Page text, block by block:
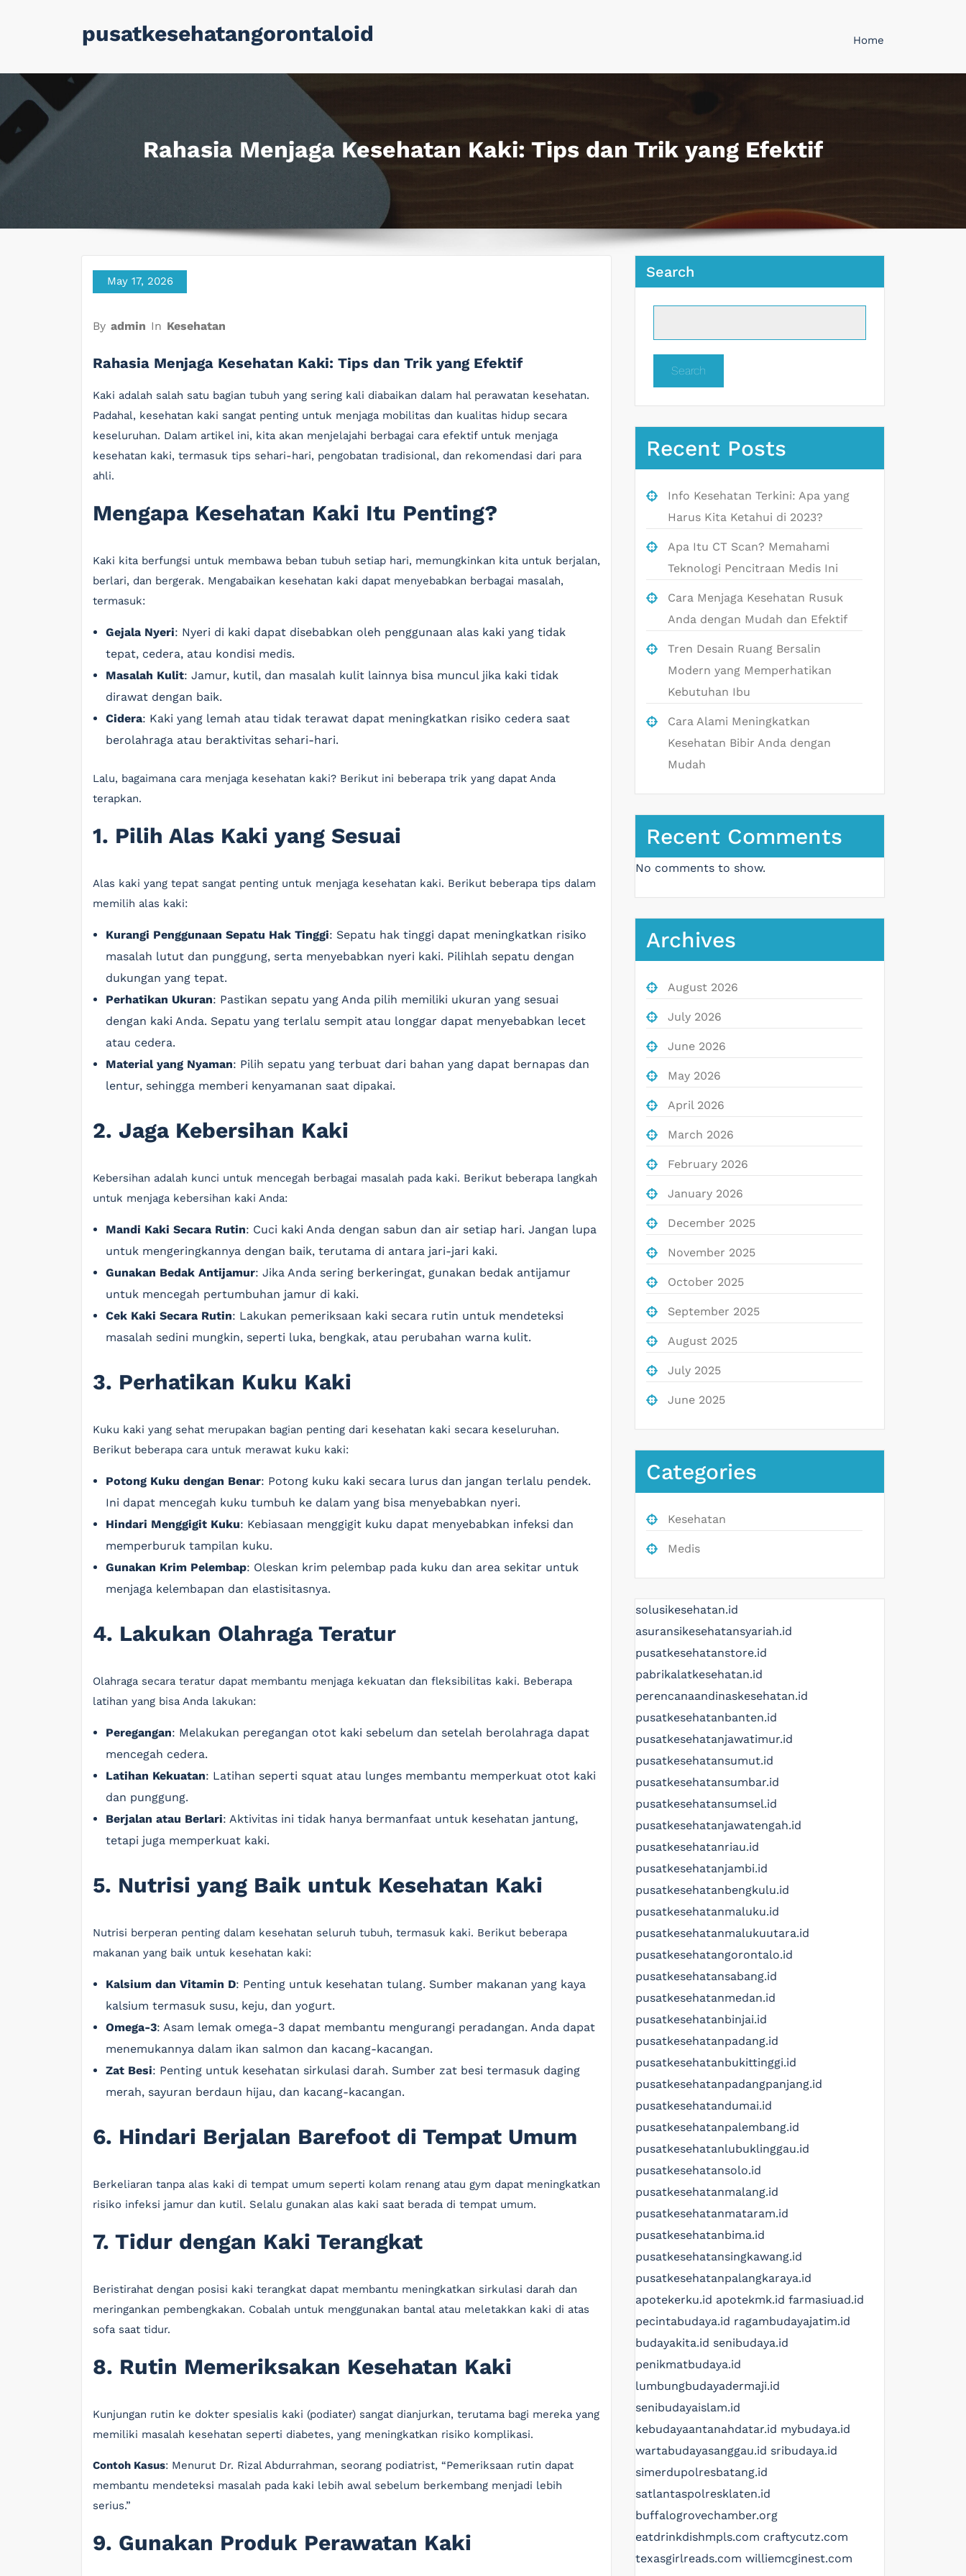
pusatkesehatangorontaloid Home
Rahasia Menjaga Kesehatan Kaki: Tips dan Trik yang Efektif
May 17, 2026
By admin In Kesehatan
Rahasia Menjaga Kesehatan Kaki: Tips dan Trik yang Efektif
Kaki adalah salah satu bagian tubuh yang sering kali diabaikan dalam hal perawatan kesehatan.
Padahal, kesehatan kaki sangat penting untuk menjaga mobilitas dan kualitas hidup secara
keseluruhan. Dalam artikel ini, kita akan menjelajahi berbagai cara efektif untuk menjaga
kesehatan kaki, termasuk tips sehari-hari, pengobatan tradisional, dan rekomendasi dari para
ahli.
Mengapa Kesehatan Kaki Itu Penting?
Kaki kita berfungsi untuk membawa beban tubuh setiap hari, memungkinkan kita untuk berjalan,
berlari, dan bergerak. Mengabaikan kesehatan kaki dapat menyebabkan berbagai masalah,
termasuk:
Gejala Nyeri: Nyeri di kaki dapat disebabkan oleh penggunaan alas kaki yang tidak
tepat, cedera, atau kondisi medis.
Masalah Kulit: Jamur, kutil, dan masalah kulit lainnya bisa muncul jika kaki tidak
dirawat dengan baik.
Cidera: Kaki yang lemah atau tidak terawat dapat meningkatkan risiko cedera saat
berolahraga atau beraktivitas sehari-hari.
Lalu, bagaimana cara menjaga kesehatan kaki? Berikut ini beberapa trik yang dapat Anda
terapkan.
1. Pilih Alas Kaki yang Sesuai
Alas kaki yang tepat sangat penting untuk menjaga kesehatan kaki. Berikut beberapa tips dalam
memilih alas kaki:
Kurangi Penggunaan Sepatu Hak Tinggi: Sepatu hak tinggi dapat meningkatkan risiko
masalah lutut dan punggung, serta menyebabkan nyeri kaki. Pilihlah sepatu dengan
dukungan yang tepat.
Perhatikan Ukuran: Pastikan sepatu yang Anda pilih memiliki ukuran yang sesuai
dengan kaki Anda. Sepatu yang terlalu sempit atau longgar dapat menyebabkan lecet
atau cedera.
Material yang Nyaman: Pilih sepatu yang terbuat dari bahan yang dapat bernapas dan
lentur, sehingga memberi kenyamanan saat dipakai.
2. Jaga Kebersihan Kaki
Kebersihan adalah kunci untuk mencegah berbagai masalah pada kaki. Berikut beberapa langkah
untuk menjaga kebersihan kaki Anda:
Mandi Kaki Secara Rutin: Cuci kaki Anda dengan sabun dan air setiap hari. Jangan lupa
untuk mengeringkannya dengan baik, terutama di antara jari-jari kaki.
Gunakan Bedak Antijamur: Jika Anda sering berkeringat, gunakan bedak antijamur
untuk mencegah pertumbuhan jamur di kaki.
Cek Kaki Secara Rutin: Lakukan pemeriksaan kaki secara rutin untuk mendeteksi
masalah sedini mungkin, seperti luka, bengkak, atau perubahan warna kulit.
3. Perhatikan Kuku Kaki
Kuku kaki yang sehat merupakan bagian penting dari kesehatan kaki secara keseluruhan.
Berikut beberapa cara untuk merawat kuku kaki:
Potong Kuku dengan Benar: Potong kuku kaki secara lurus dan jangan terlalu pendek.
Ini dapat mencegah kuku tumbuh ke dalam yang bisa menyebabkan nyeri.
Hindari Menggigit Kuku: Kebiasaan menggigit kuku dapat menyebabkan infeksi dan
memperburuk tampilan kuku.
Gunakan Krim Pelembap: Oleskan krim pelembap pada kuku dan area sekitar untuk
menjaga kelembapan dan elastisitasnya.
4. Lakukan Olahraga Teratur
Olahraga secara teratur dapat membantu menjaga kekuatan dan fleksibilitas kaki. Beberapa
latihan yang bisa Anda lakukan:
Peregangan: Melakukan peregangan otot kaki sebelum dan setelah berolahraga dapat
mencegah cedera.
Latihan Kekuatan: Latihan seperti squat atau lunges membantu memperkuat otot kaki
dan punggung.
Berjalan atau Berlari: Aktivitas ini tidak hanya bermanfaat untuk kesehatan jantung,
tetapi juga memperkuat kaki.
5. Nutrisi yang Baik untuk Kesehatan Kaki
Nutrisi berperan penting dalam kesehatan seluruh tubuh, termasuk kaki. Berikut beberapa
makanan yang baik untuk kesehatan kaki:
Kalsium dan Vitamin D: Penting untuk kesehatan tulang. Sumber makanan yang kaya
kalsium termasuk susu, keju, dan yogurt.
Omega-3: Asam lemak omega-3 dapat membantu mengurangi peradangan. Anda dapat
menemukannya dalam ikan salmon dan kacang-kacangan.
Zat Besi: Penting untuk kesehatan sirkulasi darah. Sumber zat besi termasuk daging
merah, sayuran berdaun hijau, dan kacang-kacangan.
6. Hindari Berjalan Barefoot di Tempat Umum
Berkeliaran tanpa alas kaki di tempat umum seperti kolam renang atau gym dapat meningkatkan
risiko infeksi jamur dan kutil. Selalu gunakan alas kaki saat berada di tempat umum.
7. Tidur dengan Kaki Terangkat
Beristirahat dengan posisi kaki terangkat dapat membantu meningkatkan sirkulasi darah dan
meringankan pembengkakan. Cobalah untuk menggunakan bantal atau meletakkan kaki di atas
sofa saat tidur.
8. Rutin Memeriksakan Kesehatan Kaki
Kunjungan rutin ke dokter spesialis kaki (podiater) sangat dianjurkan, terutama bagi mereka yang
memiliki masalah kesehatan seperti diabetes, yang meningkatkan risiko komplikasi.
Contoh Kasus: Menurut Dr. Rizal Abdurrahman, seorang podiatrist, “Pemeriksaan rutin dapat
membantu mendeteksi masalah pada kaki lebih awal sebelum berkembang menjadi lebih
serius.”
9. Gunakan Produk Perawatan Kaki
Search
Search
Recent Posts
Info Kesehatan Terkini: Apa yang
Harus Kita Ketahui di 2023?
Apa Itu CT Scan? Memahami
Teknologi Pencitraan Medis Ini
Cara Menjaga Kesehatan Rusuk
Anda dengan Mudah dan Efektif
Tren Desain Ruang Bersalin
Modern yang Memperhatikan
Kebutuhan Ibu
Cara Alami Meningkatkan
Kesehatan Bibir Anda dengan
Mudah
Recent Comments
No comments to show.
Archives
August 2026
July 2026
June 2026
May 2026
April 2026
March 2026
February 2026
January 2026
December 2025
November 2025
October 2025
September 2025
August 2025
July 2025
June 2025
Categories
Kesehatan
Medis
solusikesehatan.id
asuransikesehatansyariah.id
pusatkesehatanstore.id
pabrikalatkesehatan.id
perencanaandinaskesehatan.id
pusatkesehatanbanten.id
pusatkesehatanjawatimur.id
pusatkesehatansumut.id
pusatkesehatansumbar.id
pusatkesehatansumsel.id
pusatkesehatanjawatengah.id
pusatkesehatanriau.id
pusatkesehatanjambi.id
pusatkesehatanbengkulu.id
pusatkesehatanmaluku.id
pusatkesehatanmalukuutara.id
pusatkesehatangorontalo.id
pusatkesehatansabang.id
pusatkesehatanmedan.id
pusatkesehatanbinjai.id
pusatkesehatanpadang.id
pusatkesehatanbukittinggi.id
pusatkesehatanpadangpanjang.id
pusatkesehatandumai.id
pusatkesehatanpalembang.id
pusatkesehatanlubuklinggau.id
pusatkesehatansolo.id
pusatkesehatanmalang.id
pusatkesehatanmataram.id
pusatkesehatanbima.id
pusatkesehatansingkawang.id
pusatkesehatanpalangkaraya.id
apotekerku.id apotekmk.id farmasiuad.id
pecintabudaya.id ragambudayajatim.id
budayakita.id senibudaya.id
penikmatbudaya.id
lumbungbudayadermaji.id
senibudayaislam.id
kebudayaantanahdatar.id mybudaya.id
wartabudayasanggau.id sribudaya.id
simerdupolresbatang.id
satlantaspolresklaten.id
buffalogrovechamber.org
eatdrinkdishmpls.com craftycutz.com
texasgirlreads.com williemcginest.com